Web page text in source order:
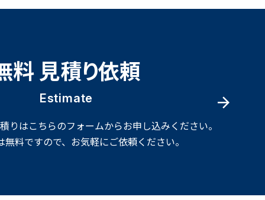
料 見積り依頼
Estimate
りはこちらのフォームからお申し込みください。
料ですので、お気軽にご依頼ください。